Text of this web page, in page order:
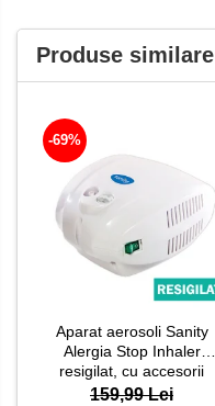
Produse similare
-69%
Aparat aerosoli Sanity
Alergia Stop Inhaler
resigilat, cu accesorii
compatibile sigilate
159,99 Lei